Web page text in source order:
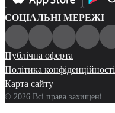
СОЦІАЛЬНІ МЕРЕЖІ
Публічна оферта
Політика конфіденційності
Карта сайту
© 2026 Всі права захищені